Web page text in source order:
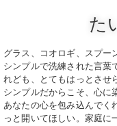
た
グラス、コオロギ、スプー
シンプルで洗練された言葉
れども、とてもはっとさせ
シンプルだからこそ、心に
あなたの心を包み込んでく
っと開いてほしい。家庭に